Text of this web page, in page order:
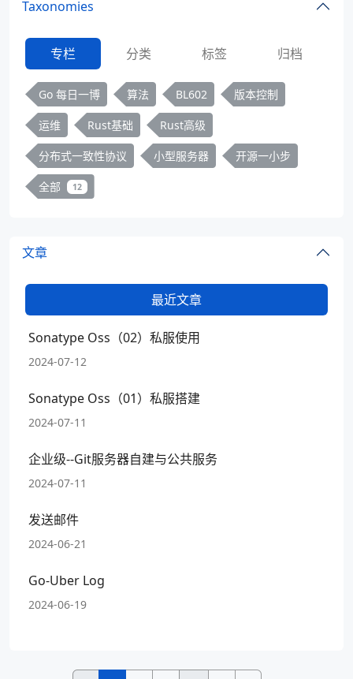
Taxonomies
专栏 分类 标签 归档
Go 每日一博 算法 BL602 版本控制
运维 Rust基础 Rust高级
分布式一致性协议 小型服务器 开源一小步
全部 12
文章
最近文章
Sonatype Oss（02）私服使用
2024-07-12
Sonatype Oss（01）私服搭建
2024-07-11
企业级--Git服务器自建与公共服务
2024-07-11
发送邮件
2024-06-21
Go-Uber Log
2024-06-19